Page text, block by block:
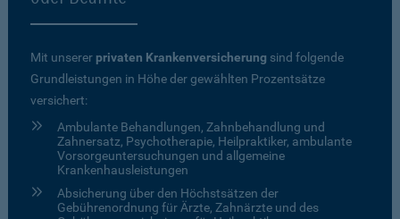
Mit unserer privaten Krankenversicherung sind folgende
Grundleistungen in Höhe der gewählten Prozentsätze
versichert:
Ambulante Behandlungen, Zahnbehandlung und
Zahnersatz, Psychotherapie, Heilpraktiker, ambulante
Vorsorgeuntersuchungen und allgemeine
Krankenhausleistungen
Absicherung über den Höchstsätzen der
Gebührenordnung für Ärzte, Zahnärzte und des